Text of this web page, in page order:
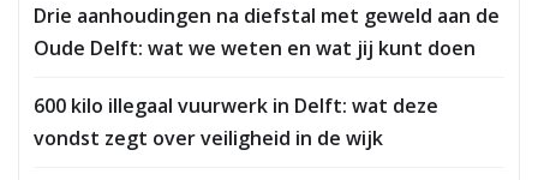
Drie aanhoudingen na diefstal met geweld aan de
Oude Delft: wat we weten en wat jij kunt doen
600 kilo illegaal vuurwerk in Delft: wat deze
vondst zegt over veiligheid in de wijk